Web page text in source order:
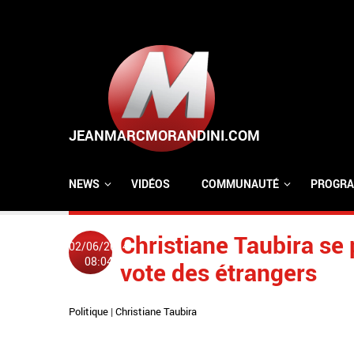
NEWS VIDÉOS COMMUNAUTÉ
02/06/2014
08:04
Christiane Taubira
vote des étrangers
Politique | Christiane Taubira